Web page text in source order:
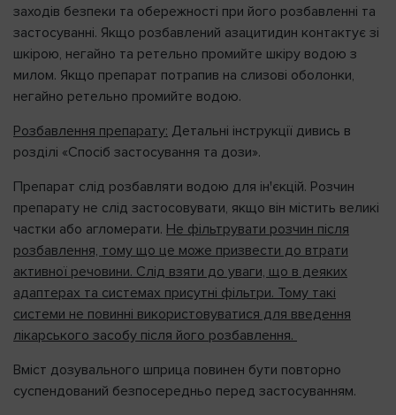
заходів безпеки та обережності при його розбавленні та
застосуванні. Якщо розбавлений азацитидин контактує зі
шкірою, негайно та ретельно промийте шкіру водою з
милом. Якщо препарат потрапив на слизові оболонки,
негайно ретельно промийте водою.
Розбавлення препарату: Детальні інструкції дивись в
розділі «Спосіб застосування та дози».
Препарат слід розбавляти водою для інꞌєкцій. Розчин
препарату не слід застосовувати, якщо він містить великі
частки або агломерати. Не фільтрувати розчин після
розбавлення, тому що це може призвести до втрати
активної речовини. Слід взяти до уваги, що в деяких
адаптерах та системах присутні фільтри. Тому такі
системи не повинні використовуватися для введення
лікарського засобу після його розбавлення.
Вміст дозувального шприца повинен бути повторно
суспендований безпосередньо перед застосуванням.